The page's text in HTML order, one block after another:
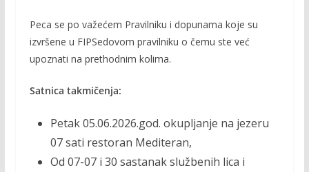
Peca se po važećem Pravilniku i dopunama koje su
izvršene u FIPSedovom pravilniku o čemu ste već
upoznati na prethodnim kolima.
Satnica takmičenja:
Petak 05.06.2026.god. okupljanje na jezeru
07 sati restoran Mediteran,
Od 07-07 i 30 sastanak službenih lica i